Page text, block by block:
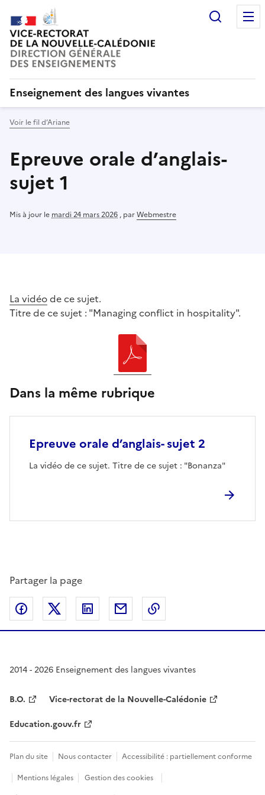
Enseignement des langues vivantes
Voir le fil d’Ariane
Epreuve orale d’anglais-
sujet 1
Mis à jour le mardi 24 mars 2026 , parWebmestre
La vidéode ce sujet.
Titre de ce sujet : "Managing conflict in hospitality".
Dans la même rubrique
Epreuve orale d’anglais- sujet 2
La vidéo de ce sujet. Titre de ce sujet : "Bonanza"
Partager la page
Partager sur Facebook
Partager sur Twitter
Partager sur LinkedIn
Partager par email
2014 - 2026 Enseignement des langues vivantes
B.O.
Vice-rectorat de la Nouvelle-Calédonie
Education.gouv.fr
Plan du site Nous contacter
Accessibilité : partiellement conforme
Mentions légales
Gestion des cookies